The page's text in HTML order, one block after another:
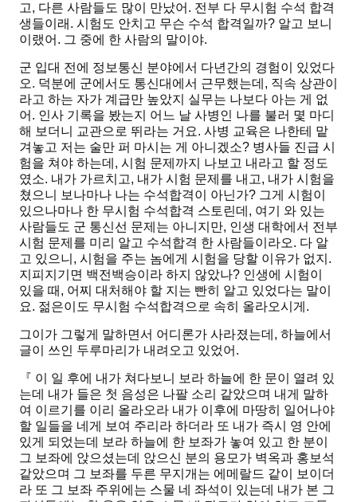
고, 다른 사람들도 많이 만났어. 전부 다 무시험 수석 합격
생들이래. 시험도 안치고 무슨 수석 합격일까? 알고 보니
이랬어. 그 중에 한 사람의 말이야.
군 입대 전에 정보통신 분야에서 다년간의 경험이 있었다
오. 덕분에 군에서도 통신대에서 근무했는데, 직속 상관이
라고 하는 자가 계급만 높았지 실무는 나보다 아는 게 없
어. 인사 기록을 봤는지 어느 날 사병인 나를 불러 몇 마디
해 보더니 교관으로 뛰라는 거요. 사병 교육은 나한테 맡
겨놓고 저는 술만 퍼 마시는 게 아니겠소? 병사들 진급 시
험을 쳐야 하는데, 시험 문제까지 나보고 내라고 할 정도
였소. 내가 가르치고, 내가 시험 문제를 내고, 내가 시험을
쳤으니 보나마나 나는 수석합격이 아닌가? 그게 시험이
있으나마나 한 무시험 수석합격 스토린데, 여기 와 있는
사람들도 군 통신선 문제는 아니지만, 인생 대학에서 전부
시험 문제를 미리 알고 수석합격 한 사람들이라오. 다 알
고 있으니, 시험을 주는 놈에게 시험을 당할 이유가 없지.
지피지기면 백전백승이라 하지 않았나? 인생에 시험이
있을 때, 어찌 대처해야 할 지는 빤히 알고 있었다는 말이
요. 젊은이도 무시험 수석합격으로 속히 올라오시게.
그이가 그렇게 말하면서 어디론가 사라졌는데, 하늘에서
글이 쓰인 두루마리가 내려오고 있었어.
『 이 일 후에 내가 쳐다보니 보라 하늘에 한 문이 열려 있
는데 내가 들은 첫 음성은 나팔 소리 같았으며 내게 말하
여 이르기를 이리 올라오라 내가 이후에 마땅히 일어나야
할 일들을 네게 보여 주리라 하더라 또 내가 즉시 영 안에
있게 되었는데 보라 하늘에 한 보좌가 놓여 있고 한 분이
그 보좌에 앉으셨는데 앉으신 분의 용모가 벽옥과 홍보석
같았으며 그 보좌를 두른 무지개는 에메랄드 같이 보이더
라 또 그 보좌 주위에는 스물 네 좌석이 있는데 내가 본 그